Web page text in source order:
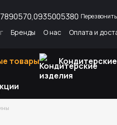
0935005380
Бренды О нас Оплата и
товары